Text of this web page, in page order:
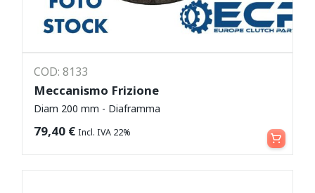
COD: 8133
Meccanismo Frizione
Diam 200 mm - Diaframma
79,40 € Incl. IVA 22% Leggi tutto